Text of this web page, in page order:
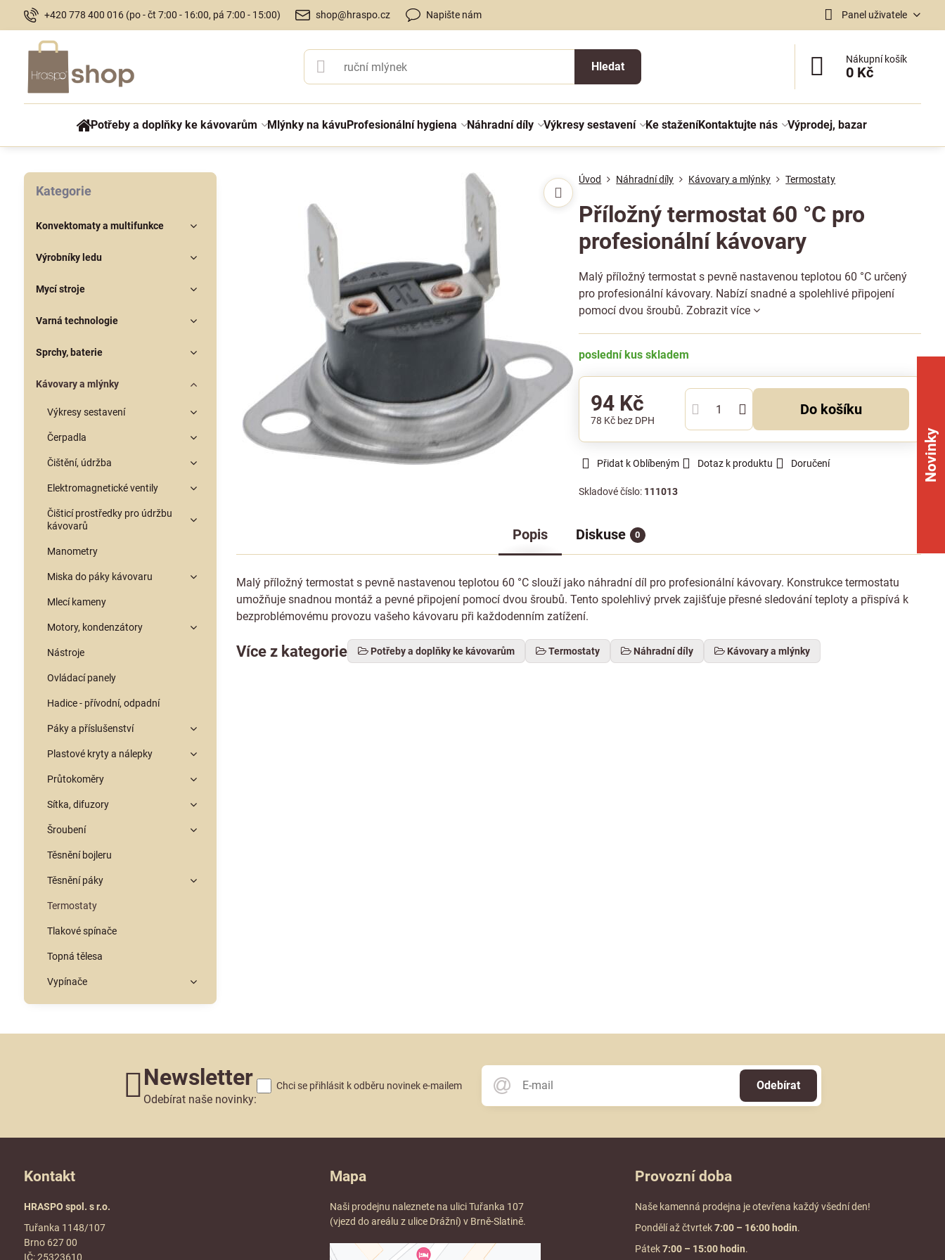
+420 778 400 016 (po - čt 7:00 - 16:00, pá 7:00 - 15:00) shop@hraspo.cz Napište nám Panel uživatele
Hledat
Nákupní košík
0 Kč
Potřeby a doplňky ke kávovarům Mlýnky na kávuProfesionální hygiena Náhradní díly Výkresy sestavení Ke staženíKontaktujte nás Výprodej, bazar
Úvod Náhradní díly Kávovary a mlýnky Termostaty
Příložný termostat 60 °C pro
profesionální kávovary
Malý příložný termostat s pevně nastavenou teplotou 60 °C určený
pro profesionální kávovary. Nabízí snadné a spolehlivé připojení
pomocí dvou šroubů.Zobrazit více
poslední kus skladem
94 Kč
78 Kč bez DPH
Do košíku
Přidat k Oblíbeným Dotaz k produktu Doručení
Skladové číslo: 111013
Popis Diskuse 0
Malý příložný termostat s pevně nastavenou teplotou 60 °C slouží jako náhradní díl pro profesionální kávovary. Konstrukce termostatu
umožňuje snadnou montáž a pevné připojení pomocí dvou šroubů. Tento spolehlivý prvek zajišťuje přesné sledování teploty a přispívá k
bezproblémovému provozu vašeho kávovaru při každodenním zatížení.
Více z kategorie Potřeby a doplňky ke kávovarům Termostaty Náhradní díly Kávovary a mlýnky
Kategorie
Konvektomaty a multifunkce
Výrobníky ledu
Mycí stroje
Varná technologie
Sprchy, baterie
Kávovary a mlýnky
Výkresy sestavení
Čerpadla
Čištění, údržba
Elektromagnetické ventily
Čišticí prostředky pro údržbu
kávovarů
Manometry
Miska do páky kávovaru
Mlecí kameny
Motory, kondenzátory
Nástroje
Ovládací panely
Hadice - přívodní, odpadní
Páky a příslušenství
Plastové kryty a nálepky
Průtokoměry
Sítka, difuzory
Šroubení
Těsnění bojleru
Těsnění páky
Termostaty
Tlakové spínače
Topná tělesa
Vypínače
Newsletter
Odebírat naše novinky:
Odebírat
Chci se přihlásit k odběru novinek e-mailem
Kontakt
HRASPO spol. s r.o.
Tuřanka 1148/107
Brno 627 00
IČ: 25323610
Novinky
Mapa
Naši prodejnu naleznete na ulici Tuřanka 107
(vjezd do areálu z ulice Drážní) v Brně-Slatině.
Provozní doba
Naše kamenná prodejna je otevřena každý všední den!
Pondělí až čtvrtek7:00 – 16:00 hodin.
Pátek7:00 – 15:00 hodin.